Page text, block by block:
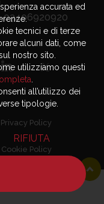
03406920920
Privacy Policy
Cookie Policy
accurata ed
tecnici e di terze
alcuni dati, come
nostro sito.
utilizziamo questi
all’utilizzo dei
tipologie.
RIFIUTA